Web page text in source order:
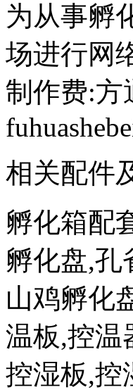
为从事孵
场进行网
制作费:方
相关配件
孵化箱配
孵化盘,孔
山鸡孵化
温板,控温
控湿板,控